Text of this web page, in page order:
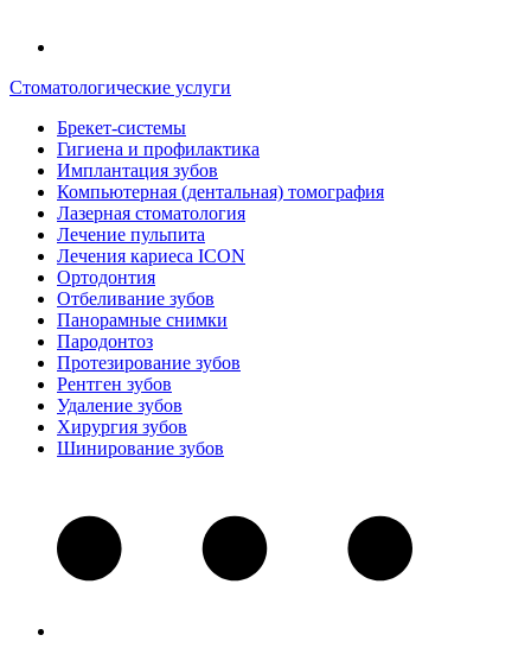
Стоматологические услуги
Брекет-системы
Гигиена и профилактика
Имплантация зубов
Компьютерная (дентальная) томография
Лазерная стоматология
Лечение пульпита
Лечения кариеса ICON
Ортодонтия
Отбеливание зубов
Панорамные снимки
Пародонтоз
Протезирование зубов
Рентген зубов
Удаление зубов
Хирургия зубов
Шинирование зубов